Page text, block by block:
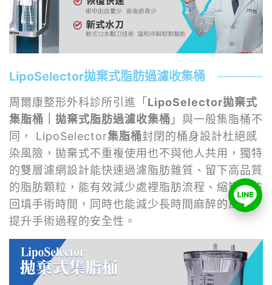
LipoSelector拋棄式脂肪過濾收集桶
周爾康整形外科診所引進「 LipoSelector拋棄式
集脂桶｜拋棄式脂肪過濾收集桶 」與一般集脂桶不
同， LipoSelector集脂桶封閉的桶身設計杜絕感
染風險，拋棄式不重複使用也不與他人共用，獨特
的雙層濾網設計能快速過濾脂肪雜質、留下高品質
的脂肪顆粒，能有效減少處裡脂肪流程、縮短脂肪
回填手術時間，同時也能減少長時間麻醉的風險，
提升手術過程的安全性。